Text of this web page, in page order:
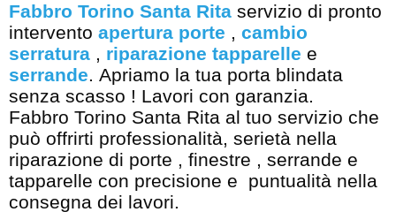
Fabbro Torino Santa Rita servizio di pronto
intervento apertura porte , cambio
serratura , riparazione tapparelle e
serrande. Apriamo la tua porta blindata
senza scasso ! Lavori con garanzia.
Fabbro Torino Santa Rita al tuo servizio che
può offrirti professionalità, serietà nella
riparazione di porte , finestre , serrande e
tapparelle con precisione e puntualità nella
consegna dei lavori.